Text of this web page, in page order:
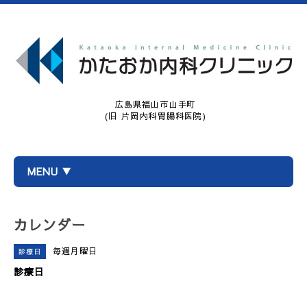
広島県福山市山手町
(旧 片岡内科胃腸科医院)
MENU ▼
カレンダー
診療日 毎週月曜日
診療日